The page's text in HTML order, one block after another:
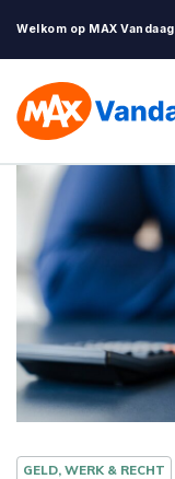
Welkom op MAX Vandaag
GELD, WERK & RECHT